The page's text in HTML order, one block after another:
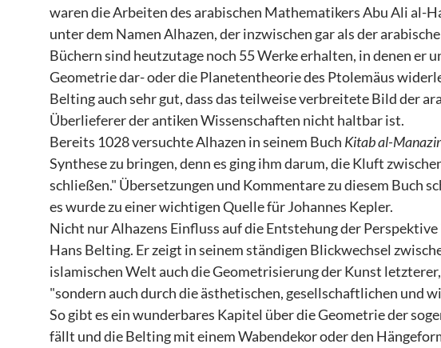
waren die Arbeiten des arabischen Mathematikers Abu Ali al-
unter dem Namen Alhazen, der inzwischen gar als der
Büchern sind heutzutage noch 55 Werke erhalten, in denen er
Geometrie dar- oder die Planetentheorie des Ptolemäus
Belting auch sehr gut, dass das teilweise verbreitete Bild der
Überlieferer der antiken Wissenschaften nicht haltbar ist.
Bereits 1028 versuchte Alhazen in seinem Buch Kitab al-Manazir
Synthese zu bringen, denn es ging ihm darum, die Kluft
schließen." Übersetzungen und Kommentare zu diesem Buch
es wurde zu einer wichtigen Quelle für Johannes Kepler.
Nicht nur Alhazens Einfluss auf die Entstehung der
Hans Belting. Er zeigt in seinem ständigen Blickwechsel
islamischen Welt auch die Geometrisierung der Kunst
"sondern auch durch die ästhetischen, gesellschaftlichen und
So gibt es ein wunderbares Kapitel über die Geometrie der
fällt und die Belting mit einem Wabendekor oder den